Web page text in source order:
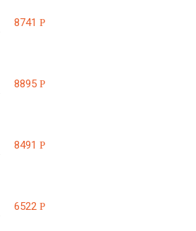
8741Р
8895Р
8491Р
6522Р